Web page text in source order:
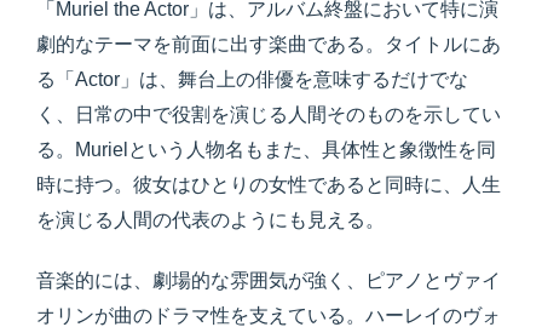
「Muriel the Actor」は、アルバム終盤において特に演
劇的なテーマを前面に出す楽曲である。タイトルにあ
る「Actor」は、舞台上の俳優を意味するだけでな
く、日常の中で役割を演じる人間そのものを示してい
る。Murielという人物名もまた、具体性と象徴性を同
時に持つ。彼女はひとりの女性であると同時に、人生
を演じる人間の代表のようにも見える。
音楽的には、劇場的な雰囲気が強く、ピアノとヴァイ
オリンが曲のドラマ性を支えている。ハーレイのヴォ